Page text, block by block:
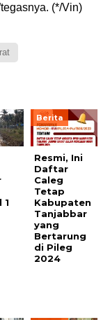
(*/Vin)
1
Berita
Resmi, Ini
Daftar
Caleg
Tetap
Kabupaten
Tanjabbar
yang
Bertarung
di Pileg
2024